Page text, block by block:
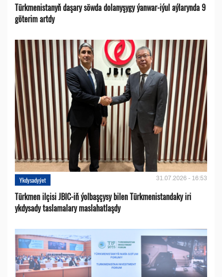
Türkmenistanyň daşary söwda dolanyşygy ýanwar-iýul aýlarynda 9
göterim artdy
Ykdysadyýet 31.07.2026 - 16:53
Türkmen ilçisi JBIC-iň ýolbaşçysy bilen Türkmenistandaky iri
ykdysady taslamalary maslahatlaşdy